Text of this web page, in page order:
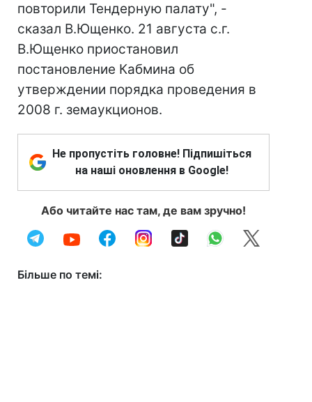
повторили Тендерную палату", -
сказал В.Ющенко. 21 августа с.г.
В.Ющенко приостановил
постановление Кабмина об
утверждении порядка проведения в
2008 г. земаукционов.
Не пропустіть головне! Підпишіться
на наші оновлення в Google!
Або читайте нас там, де вам зручно!
Більше по темі: